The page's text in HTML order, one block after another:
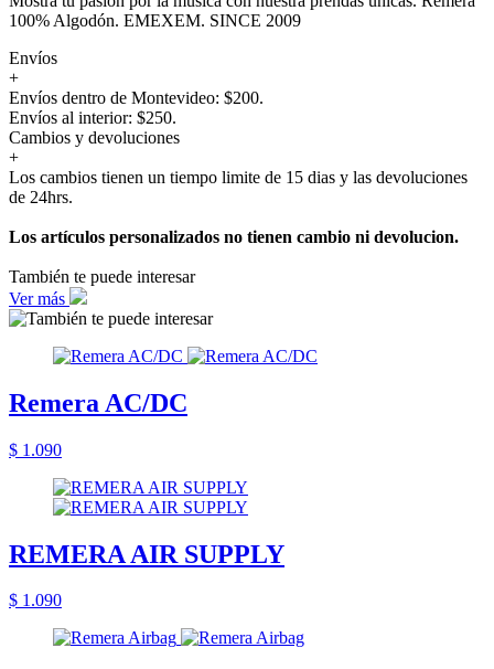
100% Algodón. EMEXEM. SINCE 2009
Envíos
+
Envíos dentro de Montevideo: $200.
Envíos al interior: $250.
Cambios y devoluciones
+
Los cambios tienen un tiempo limite de 15 dias y las devoluciones
de 24hrs.
Los artículos personalizados no tienen cambio ni devolucion.
También te puede interesar
Ver más
Remera AC/DC
$ 1.090
REMERA AIR SUPPLY
$ 1.090